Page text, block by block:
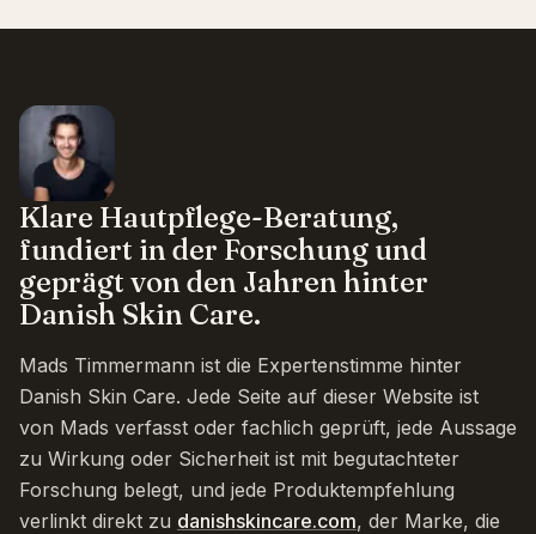
Klare Hautpflege-Beratung,
fundiert in der Forschung und
geprägt von den Jahren hinter
Danish Skin Care.
Mads Timmermann ist die Expertenstimme hinter
Danish Skin Care. Jede Seite auf dieser Website ist
von Mads verfasst oder fachlich geprüft, jede Aussage
zu Wirkung oder Sicherheit ist mit begutachteter
Forschung belegt, und jede Produktempfehlung
verlinkt direkt zu danishskincare.com, der Marke, die